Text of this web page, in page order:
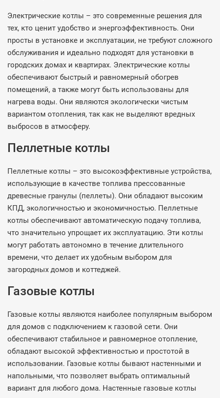
Электрические котлы – это современные решения для
тех, кто ценит удобство и энергоэффективность. Они
просты в установке и эксплуатации, не требуют сложного
обслуживания и идеально подходят для установки в
городских домах и квартирах. Электрические котлы
обеспечивают быстрый и равномерный обогрев
помещений, а также могут быть использованы для
нагрева воды. Они являются экологически чистым
вариантом отопления, так как не выделяют вредных
выбросов в атмосферу.
Пеллетные котлы
Пеллетные котлы – это высокоэффективные устройства,
использующие в качестве топлива прессованные
древесные гранулы (пеллеты). Они обладают высоким
КПД, экологичностью и экономичностью. Пеллетные
котлы обеспечивают автоматическую подачу топлива,
что значительно упрощает их эксплуатацию. Эти котлы
могут работать автономно в течение длительного
времени, что делает их удобным выбором для
загородных домов и коттеджей.
Газовые котлы
Газовые котлы являются наиболее популярным выбором
для домов с подключением к газовой сети. Они
обеспечивают стабильное и равномерное отопление,
обладают высокой эффективностью и простотой в
использовании. Газовые котлы бывают настенными и
напольными, что позволяет выбрать оптимальный
вариант для любого дома. Настенные газовые котлы